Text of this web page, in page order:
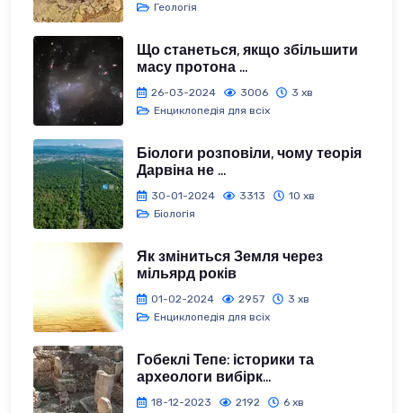
Геологія
Що станеться, якщо збільшити
масу протона ...
26-03-2024 3006
3 хв
Енциклопедія для всіх
Біологи розповіли, чому теорія
Дарвіна не ...
30-01-2024 3313
10 хв
Біологія
Як зміниться Земля через
мільярд років
01-02-2024 2957
3 хв
Енциклопедія для всіх
Гобеклі Тепе: історики та
археологи вибірк...
18-12-2023 2192
6 хв